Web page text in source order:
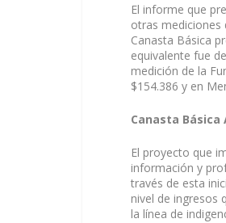
El informe que
otras mediciones
Canasta Básica
equivalente fue
medición de la
$154.386 y en
Canasta
El proyecto que
información y
través de esta
nivel de ingresos
la línea de